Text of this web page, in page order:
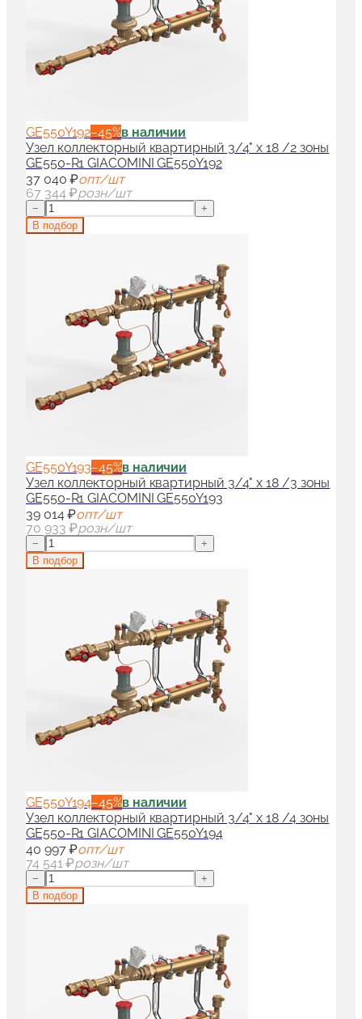
GE550Y192−45%в наличии
Узел коллекторный квартирный 3/4" x 18 /2 зоны
GE550-R1 GIACOMINI GE550Y192
37 040 ₽опт/шт
67 344 ₽розн/шт
−
+
В подбор
GE550Y193−45%в наличии
Узел коллекторный квартирный 3/4" x 18 /3 зоны
GE550-R1 GIACOMINI GE550Y193
39 014 ₽опт/шт
70 933 ₽розн/шт
−
+
В подбор
GE550Y194−45%в наличии
Узел коллекторный квартирный 3/4" x 18 /4 зоны
GE550-R1 GIACOMINI GE550Y194
40 997 ₽опт/шт
74 541 ₽розн/шт
−
+
В подбор